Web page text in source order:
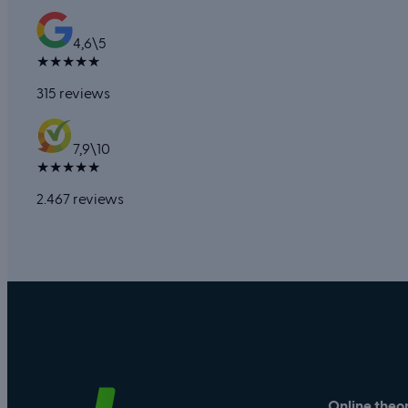
4,6\5
★★★★★
315 reviews
7,9\10
★★★★★
2.467 reviews